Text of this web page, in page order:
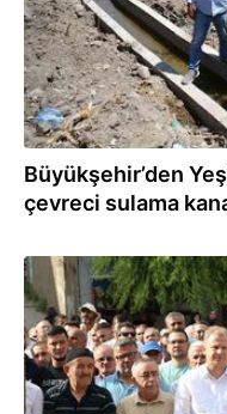
Büyükşehir’den
çevreci sulama
21.07.2026